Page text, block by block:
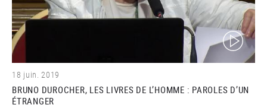
(video)
18 juin. 2019
BRUNO DUROCHER, LES LIVRES DE L’HOMME : PAROLES D’UN
ÉTRANGER